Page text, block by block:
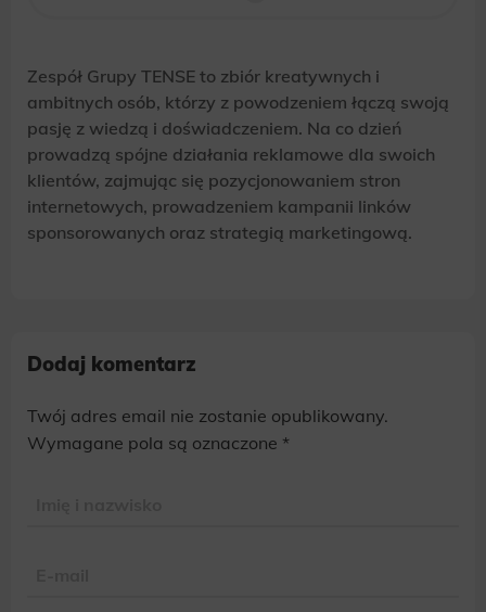
Zespół Grupy TENSE to zbiór kreatywnych i
ambitnych osób, którzy z powodzeniem łączą swoją
pasję z wiedzą i doświadczeniem. Na co dzień
prowadzą spójne działania reklamowe dla swoich
klientów, zajmując się pozycjonowaniem stron
internetowych, prowadzeniem kampanii linków
sponsorowanych oraz strategią marketingową.
Dodaj komentarz
Twój adres email nie zostanie opublikowany.
Wymagane pola są oznaczone *
Alternative: